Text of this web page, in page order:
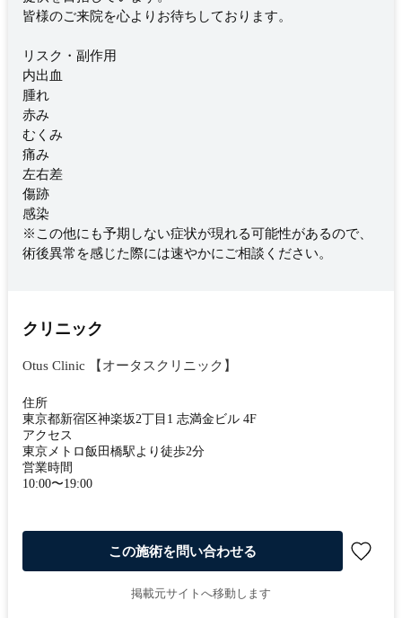
皆様のご来院を心よりお待ちしております。
リスク・副作用
内出血
腫れ
赤み
むくみ
痛み
左右差
傷跡
感染
※この他にも予期しない症状が現れる可能性があるので、
術後異常を感じた際には速やかにご相談ください。
クリニック
Otus Clinic 【オータスクリニック】
住所
東京都新宿区神楽坂2丁目1 志満金ビル 4F
アクセス
東京メトロ飯田橋駅より徒歩2分
営業時間
10:00〜19:00
この施術を問い合わせる
掲載元サイトへ移動します